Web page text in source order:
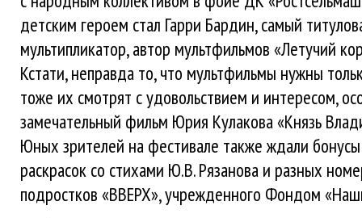
детским героем стал Гарри Бардин, самый
мультипликатор, автор мультфильмов «Летучий
Кстати, неправда то, что мультфильмы нужны
тоже их смотрят с удовольствием и интересом,
замечательный фильм Юрия Кулакова «Князь
Юных зрителей на фестивале также ждали
раскрасок со стихами Ю.В. Рязанова и разных
подростков «ВВЕРХ», учрежденного Фондом